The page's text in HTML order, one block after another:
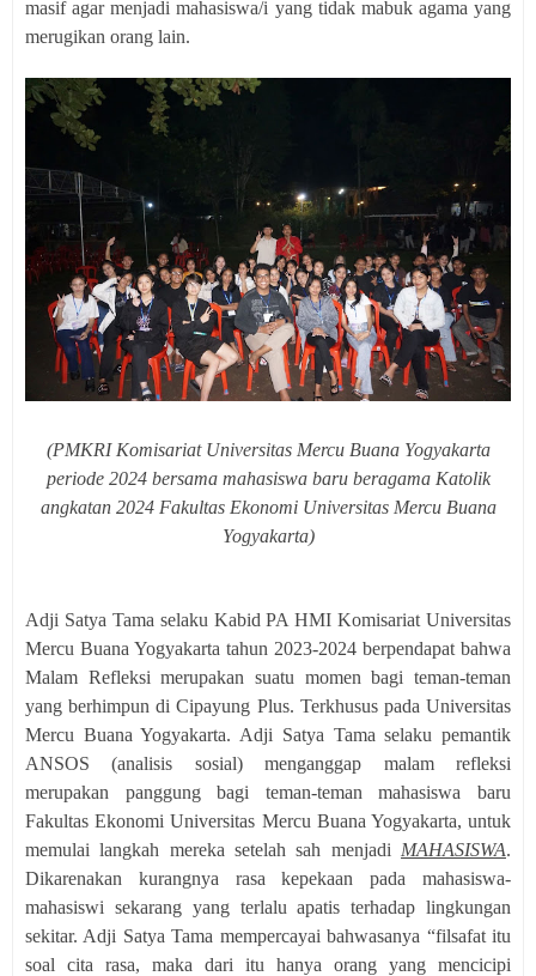
masif agar menjadi mahasiswa/i yang tidak mabuk agama yang
merugikan orang lain.
(PMKRI Komisariat Universitas Mercu Buana Yogyakarta
periode 2024 bersama mahasiswa baru beragama Katolik
angkatan 2024 Fakultas Ekonomi Universitas Mercu Buana
Yogyakarta)
Adji Satya Tama selaku Kabid PA HMI Komisariat Universitas
Mercu Buana Yogyakarta tahun 2023-2024 berpendapat bahwa
Malam Refleksi merupakan suatu momen bagi teman-teman
yang berhimpun di Cipayung Plus. Terkhusus pada Universitas
Mercu Buana Yogyakarta. Adji Satya Tama selaku pemantik
ANSOS (analisis sosial) menganggap malam refleksi
merupakan panggung bagi teman-teman mahasiswa baru
Fakultas Ekonomi Universitas Mercu Buana Yogyakarta, untuk
memulai langkah mereka setelah sah menjadi MAHASISWA.
Dikarenakan kurangnya rasa kepekaan pada mahasiswa-
mahasiswi sekarang yang terlalu apatis terhadap lingkungan
sekitar. Adji Satya Tama mempercayai bahwasanya “filsafat itu
soal cita rasa, maka dari itu hanya orang yang mencicipi